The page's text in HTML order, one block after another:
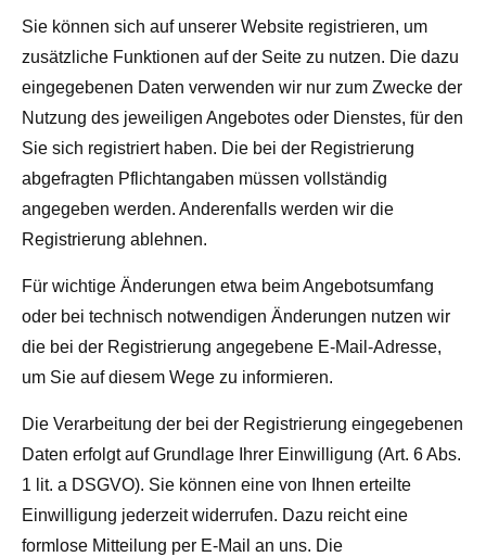
Sie können sich auf unserer Website registrieren, um
zusätzliche Funktionen auf der Seite zu nutzen. Die dazu
eingegebenen Daten verwenden wir nur zum Zwecke der
Nutzung des jeweiligen Angebotes oder Dienstes, für den
Sie sich registriert haben. Die bei der Registrierung
abgefragten Pflichtangaben müssen vollständig
angegeben werden. Anderenfalls werden wir die
Registrierung ablehnen.
Für wichtige Änderungen etwa beim Angebotsumfang
oder bei technisch notwendigen Änderungen nutzen wir
die bei der Registrierung angegebene E-Mail-Adresse,
um Sie auf diesem Wege zu informieren.
Die Verarbeitung der bei der Registrierung eingegebenen
Daten erfolgt auf Grundlage Ihrer Einwilligung (Art. 6 Abs.
1 lit. a DSGVO). Sie können eine von Ihnen erteilte
Einwilligung jederzeit widerrufen. Dazu reicht eine
formlose Mitteilung per E-Mail an uns. Die